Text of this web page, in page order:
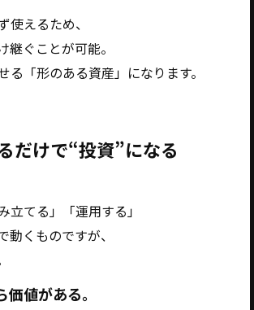
使えるため、
継ぐことが可能。
る「形のある資産」になります。
だけで“投資”になる
立てる」「運用する」
動くものですが、
値がある。